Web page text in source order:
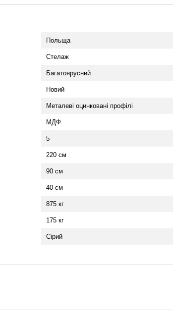
Польща
Стелаж
Багатоярусний
Новий
Металеві оцинковані профілі
МДФ
5
220 см
90 см
40 см
875 кг
175 кг
Сірий